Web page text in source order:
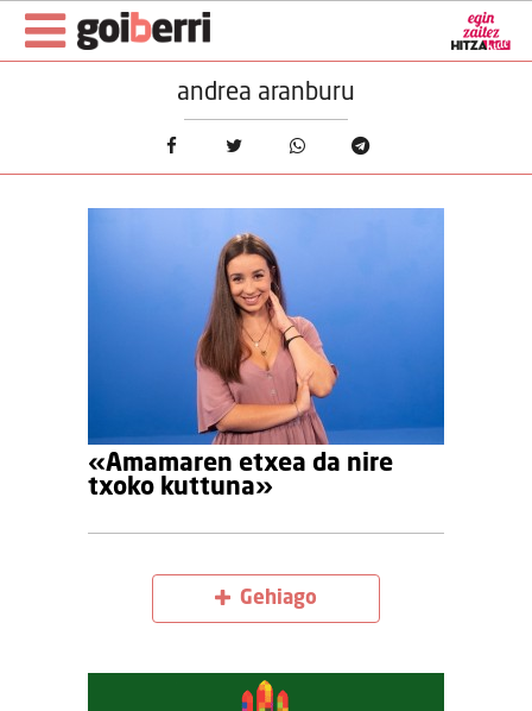
andrea aranburu
«Amamaren etxea da nire
txoko kuttuna»
Gehiago